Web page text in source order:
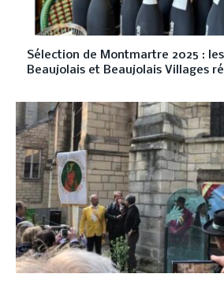
Sélection de Montmartre 2025 :
Beaujolais et Beaujolais Villages